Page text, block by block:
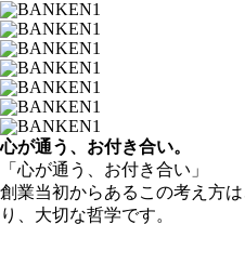
心が通う、お付き合い。
「心が通う、お付き合い」
創業当初からあるこの考え方
り、大切な哲学です。